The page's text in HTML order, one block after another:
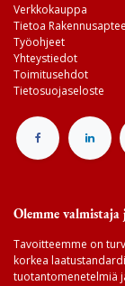
Verkkokauppa
Tietoa
Työohjeet
Yhteystiedot
Toimitusehdot
Tietosuojaseloste
Olemme
Tavoitteemme on
korkea
tuotantomenetelmiä